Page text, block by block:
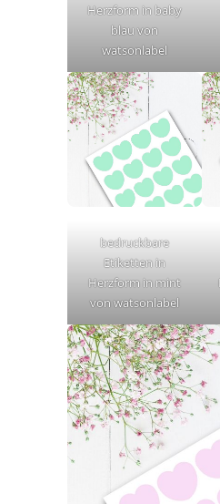
Herzform in baby
blau von
watsonlabel
bedruckbare
Etiketten in
Herzform in mint
von watsonlabel